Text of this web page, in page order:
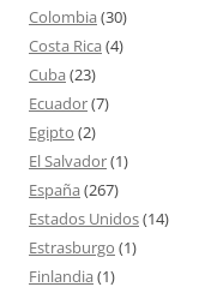
Colombia (30)
Costa Rica (4)
Cuba (23)
Ecuador(7)
Egipto (2)
El Salvador(1)
España (267)
Estados Unidos(14)
Estrasburgo (1)
Finlandia (1)